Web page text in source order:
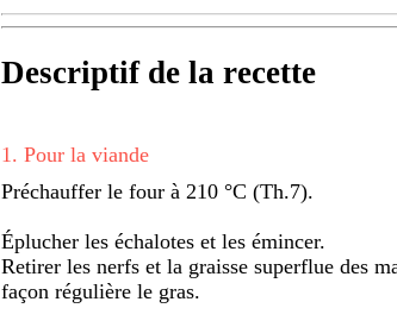
Descriptif de la recette
1 . Pour la viande
Préchauffer le four à 210 °C (Th.7).
Éplucher les échalotes et les émincer.
Retirer les nerfs et la graisse superflue des
façon régulière le gras.